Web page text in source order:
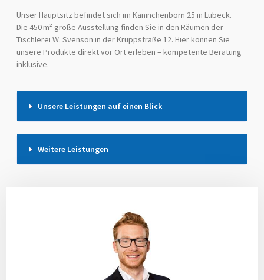
Unser Hauptsitz befindet sich im Kaninchenborn 25 in Lübeck.
Die 450 m² große Ausstellung finden Sie in den Räumen der
Tischlerei W. Svenson in der Kruppstraße 12. Hier können Sie
unsere Produkte direkt vor Ort erleben – kompetente Beratung
inklusive.
Unsere Leistungen auf einen Blick
Weitere Leistungen